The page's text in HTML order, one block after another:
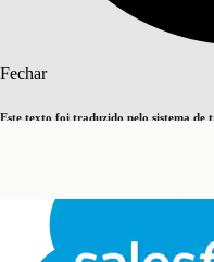
Fechar
Este texto foi traduzido pelo sistema de